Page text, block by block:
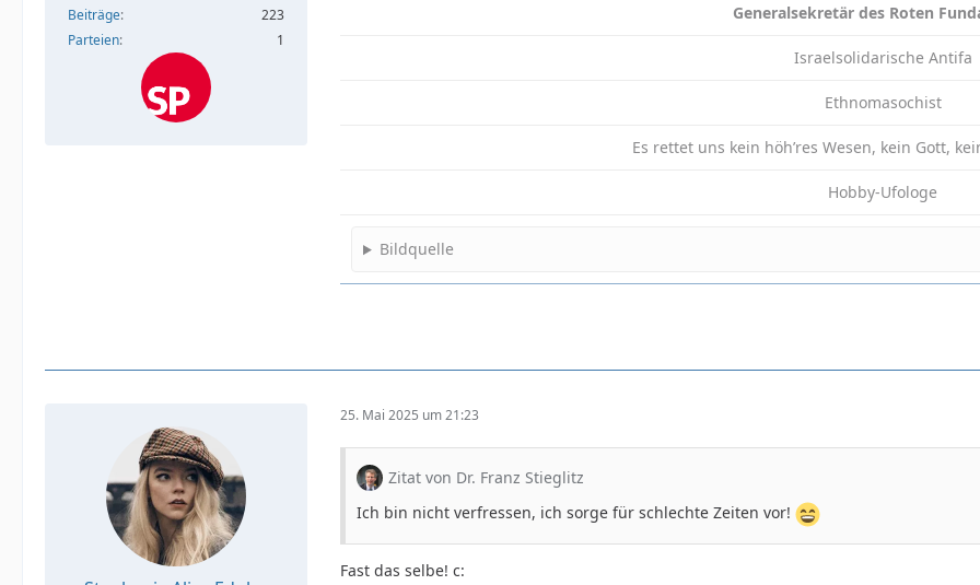
Beiträge
223
Parteien
1
Generalsekretär des Roten
Israelsolidarische Antifa
Ethnomasochist
Es rettet uns kein höh’res Wesen, kein Gott,
Hobby-Ufologe
Bildquelle
25. Mai 2025 um 21:23
Zitat von Dr. Franz Stieglitz
Ich bin nicht verfressen, ich sorge für schlechte Zeiten vor!
Fast das selbe! c: